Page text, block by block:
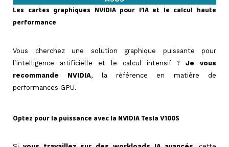
Les cartes graphiques NVIDIA pour l’IA et le calcul haute
performance
Vous cherchez une solution graphique puissante pour
l’intelligence artificielle et le calcul intensif ?Je vous
recommande NVIDIA, la référence en matière de
performances GPU.
Optez pour la puissance avec la NVIDIA Tesla V100S